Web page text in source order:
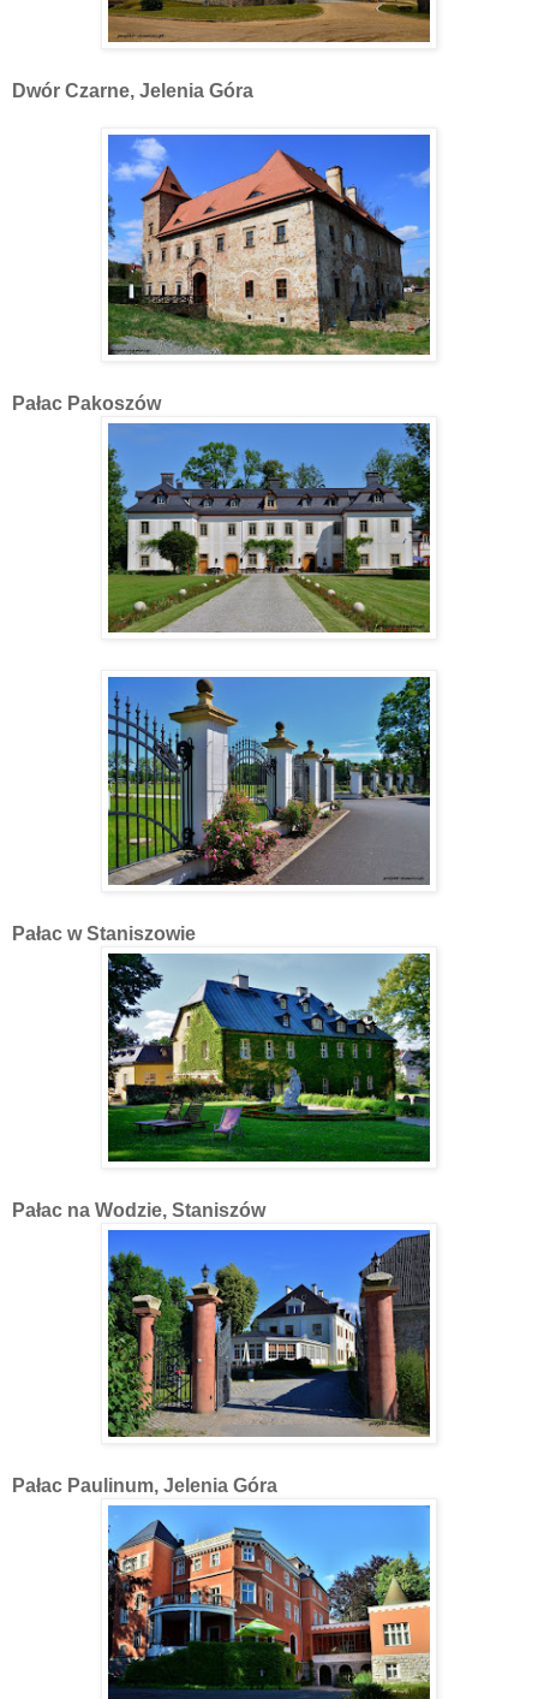
Dwór Czarne, Jelenia Góra
Pałac Pakoszów
Pałac w Staniszowie
Pałac na Wodzie, Staniszów
Pałac Paulinum, Jelenia Góra